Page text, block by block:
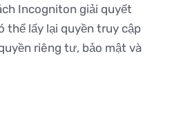
Incogniton giải quyết
thể lấy lại quyền truy cập
riêng tư, bảo mật và